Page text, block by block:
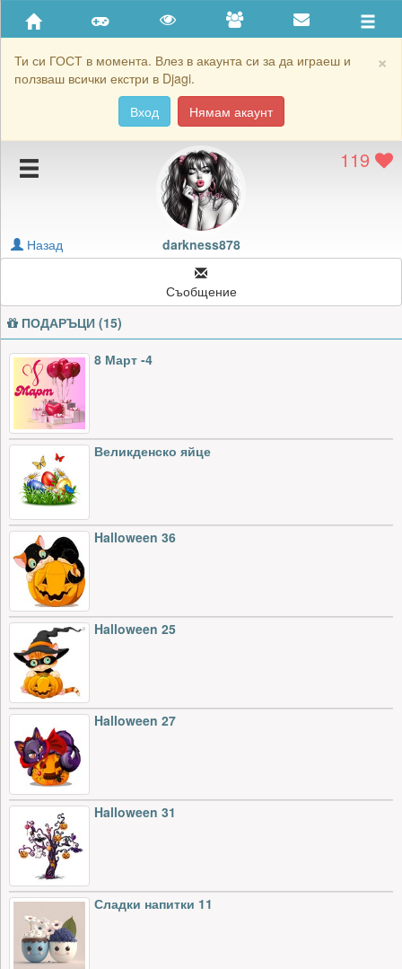
×
Ти си ГОСТ в момента. Влез в акаунта си за да играеш и
ползваш всички екстри в Djagi.
Вход
Нямам акаунт
Приятели
Хронология на игри
Подаръците на darkness878
Картичките на darkness878
Блокирай darkness878
119
darkness878
Назад
Съобщение
ПОДАРЪЦИ (15)
8 Март -4
Великденско яйце
Halloween 36
Halloween 25
Halloween 27
Halloween 31
Сладки напитки 11